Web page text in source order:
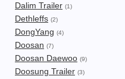
Dalim Trailer (1)
Dethleffs (2)
DongYang (4)
Doosan (7)
Doosan Daewoo (9)
Doosung Trailer (3)